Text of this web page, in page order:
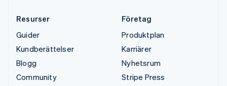
Resurser
Guider
Kundberättelser
Blogg
Community
Företag
Produktplan
Karriärer
Nyhetsrum
Stripe Press